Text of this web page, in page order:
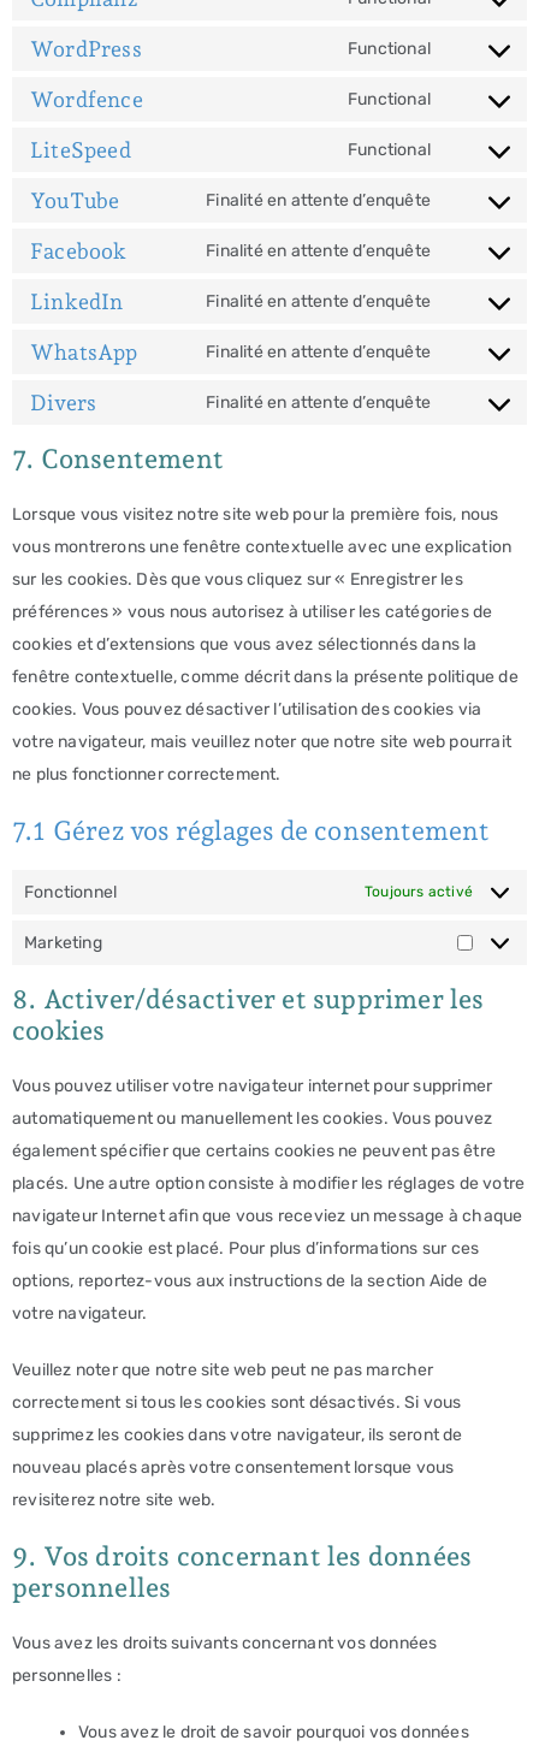
WordPress Functional
Wordfence Functional
LiteSpeed Functional
YouTube Finalité en attente d’enquête
Facebook Finalité en attente d’enquête
LinkedIn Finalité en attente d’enquête
WhatsApp Finalité en attente d’enquête
Divers Finalité en attente d’enquête
7. Consentement
Lorsque vous visitez notre site web pour la première fois, nous
vous montrerons une fenêtre contextuelle avec une explication
sur les cookies. Dès que vous cliquez sur « Enregistrer les
préférences » vous nous autorisez à utiliser les catégories de
cookies et d’extensions que vous avez sélectionnés dans la
fenêtre contextuelle, comme décrit dans la présente politique de
cookies. Vous pouvez désactiver l’utilisation des cookies via
votre navigateur, mais veuillez noter que notre site web pourrait
ne plus fonctionner correctement.
7.1 Gérez vos réglages de consentement
Fonctionnel Toujours activé
Marketing
8. Activer/désactiver et supprimer les
cookies
Vous pouvez utiliser votre navigateur internet pour supprimer
automatiquement ou manuellement les cookies. Vous pouvez
également spécifier que certains cookies ne peuvent pas être
placés. Une autre option consiste à modifier les réglages de votre
navigateur Internet afin que vous receviez un message à chaque
fois qu’un cookie est placé. Pour plus d’informations sur ces
options, reportez-vous aux instructions de la section Aide de
votre navigateur.
Veuillez noter que notre site web peut ne pas marcher
correctement si tous les cookies sont désactivés. Si vous
supprimez les cookies dans votre navigateur, ils seront de
nouveau placés après votre consentement lorsque vous
revisiterez notre site web.
9. Vos droits concernant les données
personnelles
Vous avez les droits suivants concernant vos données
personnelles :
Vous avez le droit de savoir pourquoi vos données